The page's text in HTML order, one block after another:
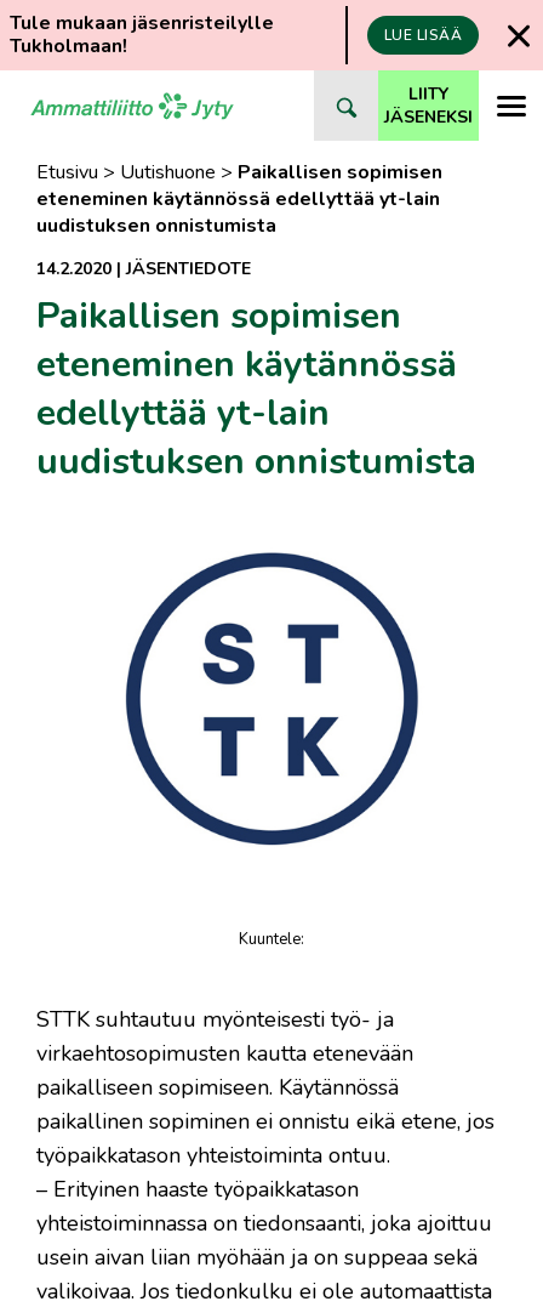
Tule mukaan jäsenristeilylle
Tukholmaan!
LUE LISÄÄ
suoraan
LIITY
JÄSENEKSI
Etusivu > Uutishuone > Paikallisen sopimisen
eteneminen käytännössä edellyttää yt-lain
uudistuksen onnistumista
14.2.2020 |JÄSENTIEDOTE
Paikallisen sopimisen
eteneminen käytännössä
edellyttää yt-lain
uudistuksen onnistumista
Kuuntele:
STTK suhtautuu myönteisesti työ- ja
virkaehtosopimusten kautta etenevään
paikalliseen sopimiseen. Käytännössä
paikallinen sopiminen ei onnistu eikä etene, jos
työpaikkatason yhteistoiminta ontuu.
– Erityinen haaste työpaikkatason
yhteistoiminnassa on tiedonsaanti, joka ajoittuu
usein aivan liian myöhään ja on suppeaa sekä
valikoivaa. Jos tiedonkulku ei ole automaattista